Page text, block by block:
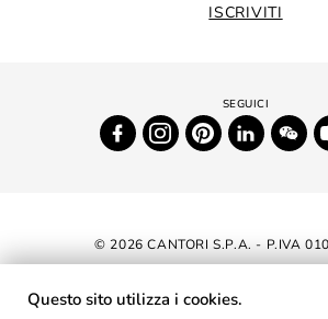
ISCRIVITI
© 2026 CANTORI S.P.A. - P.IVA
DICHIARAZIONE DI
Questo sito utilizza i cookies.